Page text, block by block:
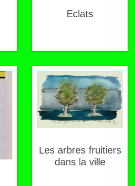
Eclats
Les arbres fruitiers
dans la ville